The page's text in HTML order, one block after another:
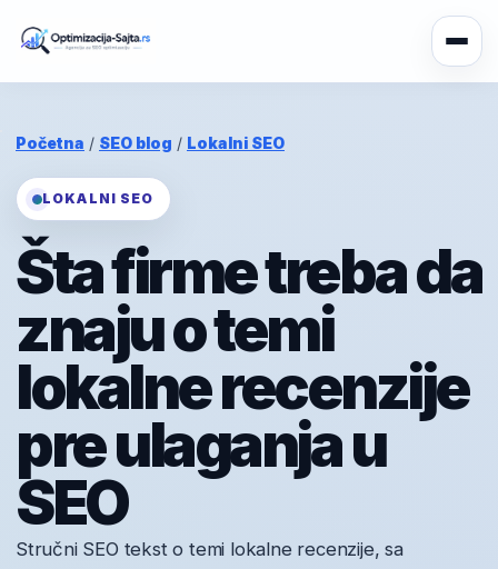
Početna / SEO blog / Lokalni SEO
LOKALNI SEO
Šta firme treba da
znaju o temi
lokalne recenzije
pre ulaganja u
SEO
Stručni SEO tekst o temi lokalne recenzije, sa